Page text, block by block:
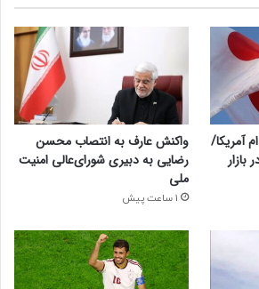
آمریکا/
واکنش عارف به انتصاب محسن
رضایی به دبیری شورای‌عالی امنیت
ملی
1 ساعت پیش